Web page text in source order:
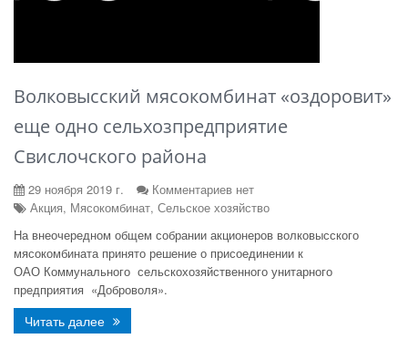
Волковысский мясокомбинат «оздоровит»
еще одно сельхозпредприятие
Свислочского района
29 ноября 2019 г.
Комментариев нет
Акция, Мясокомбинат, Сельское хозяйство
На внеочередном общем собрании акционеров волковысского
мясокомбината принято решение о присоединении к
ОАО Коммунального сельскохозяйственного унитарного
предприятия «Доброволя».
Читать далее